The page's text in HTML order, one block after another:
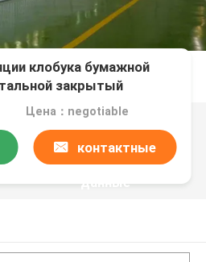
клобука бумажной
закрытый
Цена：negotiable
контактные
данные